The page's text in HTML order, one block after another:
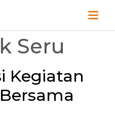
Seru
Kegiatan